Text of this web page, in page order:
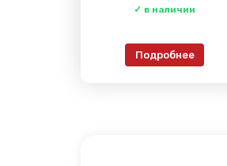
Подробнее